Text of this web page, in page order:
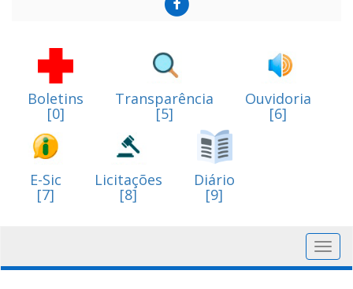
Boletins
[0]
Transparência
[5]
Ouvidoria
[6]
E-Sic
[7]
Licitações
[8]
Diário
[9]